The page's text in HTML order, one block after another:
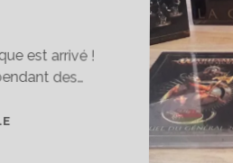
est arrivé !
des…
[JEU]